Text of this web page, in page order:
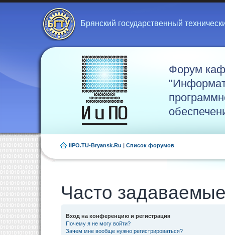
Брянский государственный
Форум
IIPO.TU-Bryansk.Ru | Список форумов
Часто
Вход на конференцию и регистрация
Почему я не могу войти?
Зачем мне вообще нужно регистрироваться?